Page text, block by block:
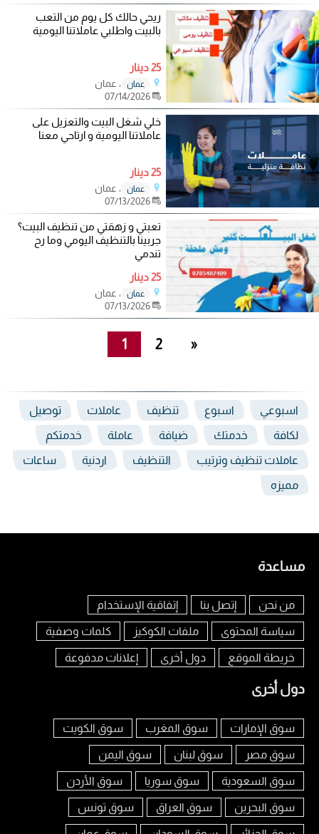
ريحي حالك كل يوم من التعب
بالبيت واطلبي عاملاتنا اليومية
25 دينار
عمان
، عمان
07/14/2026
خلي شغل البيت والتعزيل على
عاملاتنا اليومية و ارتاحي معنا
25 دينار
عمان
، عمان
07/13/2026
تعبتي و زهقتي من تنظيف البيت؟
جربينا بالتنظيف اليومي وما رح
تندمي
25 دينار
عمان
، عمان
07/13/2026
1 2 »
اسبوعي اسبوع تنظيف عاملات توصيل
لكافة خدمتك ضيافة عاملة خدمتكم
عاملات تنظيف وترتيب التنظيف اردنية ساعات
مميزه
مساعدة
من نحن إتصل بنا إتفاقية الإستخدام
سياسة المحتوى ملفات الكوكيز كلمات وصفية
خريطة الموقع دول أخرى إعلانات مدفوعة
دول أخرى
سوق الإمارات سوق المغرب سوق الكويت
سوق مصر سوق لبنان سوق اليمن
سوق السعودية سوق سوريا سوق الأردن
سوق البحرين سوق العراق سوق تونس